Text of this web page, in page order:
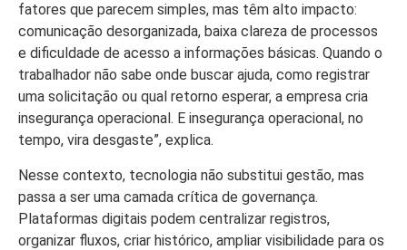
fatores que parecem simples, mas têm alto impacto:
comunicação desorganizada, baixa clareza de processos
e dificuldade de acesso a informações básicas. Quando o
trabalhador não sabe onde buscar ajuda, como registrar
uma solicitação ou qual retorno esperar, a empresa cria
insegurança operacional. E insegurança operacional, no
tempo, vira desgaste”, explica.
Nesse contexto, tecnologia não substitui gestão, mas
passa a ser uma camada crítica de governança.
Plataformas digitais podem centralizar registros,
organizar fluxos, criar histórico, ampliar visibilidade para os